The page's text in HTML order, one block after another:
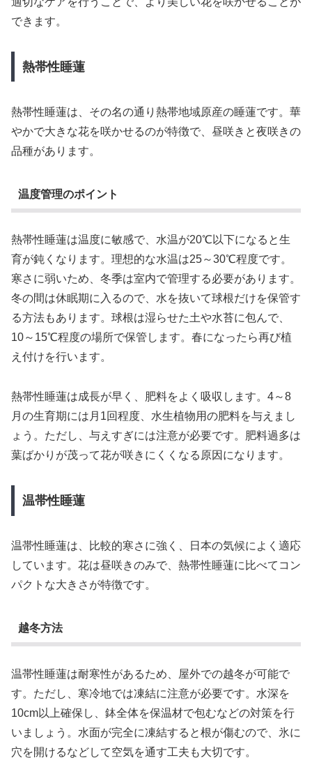
できます。
熱帯性睡蓮
熱帯性睡蓮は、その名の通り熱帯地域原産の睡蓮です。華
やかで大きな花を咲かせるのが特徴で、昼咲きと夜咲きの
品種があります。
温度管理のポイント
熱帯性睡蓮は温度に敏感で、水温が20℃以下になると生
育が鈍くなります。理想的な水温は25～30℃程度です。
寒さに弱いため、冬季は室内で管理する必要があります。
冬の間は休眠期に入るので、水を抜いて球根だけを保管す
る方法もあります。球根は湿らせた土や水苔に包んで、
10～15℃程度の場所で保管します。春になったら再び植
え付けを行います。
熱帯性睡蓮は成長が早く、肥料をよく吸収します。4～8
月の生育期には月1回程度、水生植物用の肥料を与えまし
ょう。ただし、与えすぎには注意が必要です。肥料過多は
葉ばかりが茂って花が咲きにくくなる原因になります。
温帯性睡蓮
温帯性睡蓮は、比較的寒さに強く、日本の気候によく適応
しています。花は昼咲きのみで、熱帯性睡蓮に比べてコン
パクトな大きさが特徴です。
越冬方法
温帯性睡蓮は耐寒性があるため、屋外での越冬が可能で
す。ただし、寒冷地では凍結に注意が必要です。水深を
10cm以上確保し、鉢全体を保温材で包むなどの対策を行
いましょう。水面が完全に凍結すると根が傷むので、氷に
穴を開けるなどして空気を通す工夫も大切です。